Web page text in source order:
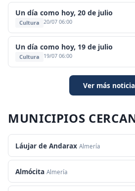
Un día como hoy, 20 de julio
Cultura 20/07 06:00
Un día como hoy, 19 de julio
Cultura 19/07 06:00
Ver más
MUNICIPIOS
Láujar de Andarax Almería
Almócita Almería